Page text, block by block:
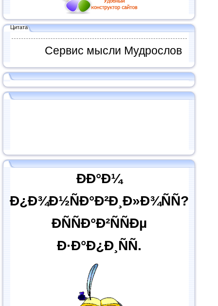
Цитата
Сервис мысли Мудрослов
ÐÐ°Ð¼
Ð¿Ð¾Ð½ÑÐ°Ð²Ð¸Ð»Ð¾ÑÑ?
ÐÑÑÐ°Ð²ÑÑÐµ
Ð·Ð°Ð¿Ð¸ÑÑ.